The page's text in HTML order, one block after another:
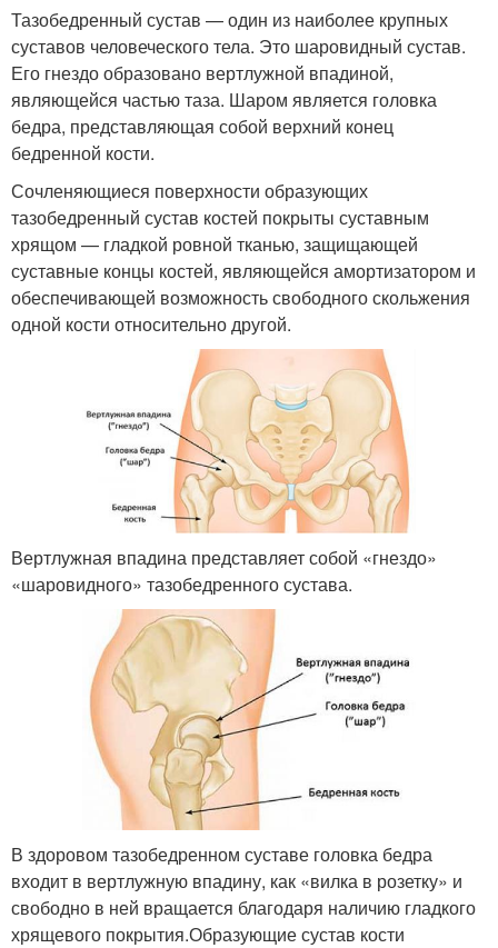
Тазобедренный сустав — один из наиболее крупных
суставов человеческого тела. Это шаровидный сустав.
Его гнездо образовано вертлужной впадиной,
являющейся частью таза. Шаром является головка
бедра, представляющая собой верхний конец
бедренной кости.
Сочленяющиеся поверхности образующих
тазобедренный сустав костей покрыты суставным
хрящом — гладкой ровной тканью, защищающей
суставные концы костей, являющейся амортизатором и
обеспечивающей возможность свободного скольжения
одной кости относительно другой.
Вертлужная впадина представляет собой «гнездо»
«шаровидного» тазобедренного сустава.
В здоровом тазобедренном суставе головка бедра
входит в вертлужную впадину, как «вилка в розетку» и
свободно в ней вращается благодаря наличию гладкого
хрящевого покрытия.Образующие сустав кости